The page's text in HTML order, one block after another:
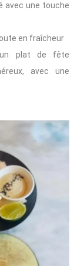
avec une touche
en fraîcheur
plat de fête
avec une